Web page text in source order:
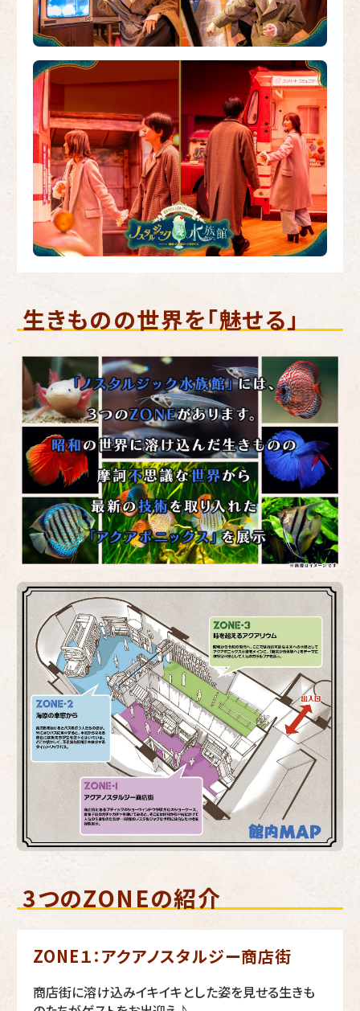
生きものの世界を「魅せる」
3つのZONEの紹介
ZONE１：アクアノスタルジー商店街
商店街に溶け込みイキイキとした姿を見せる生きも